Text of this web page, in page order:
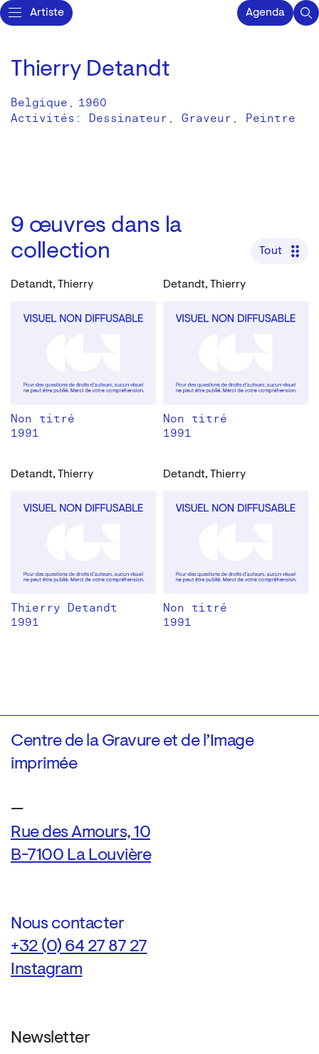
Artiste Agenda
Thierry Detandt
Belgique , 1960
Activités: Dessinateur Graveur Peintre
9 œuvres dans la
collection
Tout
Detandt, Thierry
Non titré
1991
Detandt, Thierry
Non titré
1991
Detandt, Thierry
Thierry Detandt
1991
Detandt, Thierry
Non titré
1991
Centre de la Gravure et de l’Image
imprimée
—
Rue des Amours, 10
B-7100 La Louvière
Nous contacter
+32 (0) 64 27 87 27
Instagram
Newsletter